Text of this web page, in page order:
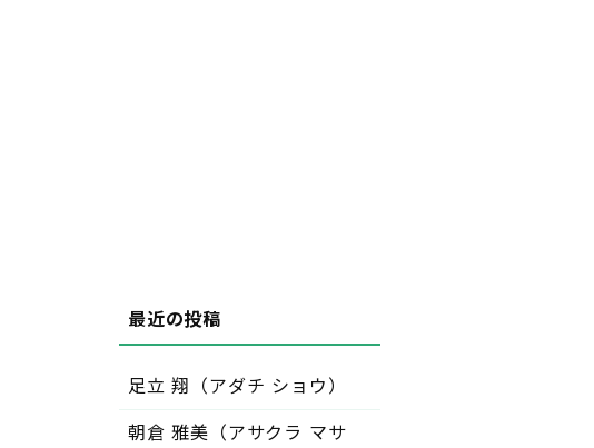
足立 翔（アダチ ショウ）
朝倉 雅美（アサクラ マサ